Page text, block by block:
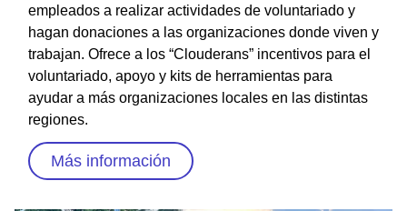
empleados a realizar actividades de voluntariado y
hagan donaciones a las organizaciones donde viven y
trabajan. Ofrece a los “Clouderans” incentivos para el
voluntariado, apoyo y kits de herramientas para
ayudar a más organizaciones locales en las distintas
regiones.
Más información